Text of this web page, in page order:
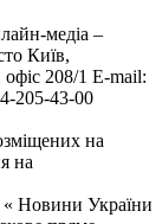
медіа –
Київ,
208/1 E-mail:
205-43-00
на
на
« Новини України